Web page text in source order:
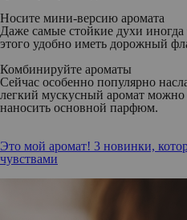
Носите мини-версию аромата
Даже самые стойкие духи
этого удобно иметь дорожный
Комбинируйте ароматы
Сейчас особенно популярно
легкий мускусный аромат можно
наносить основной парфюм.
Это мой аромат! 3 новинки,
чувствами